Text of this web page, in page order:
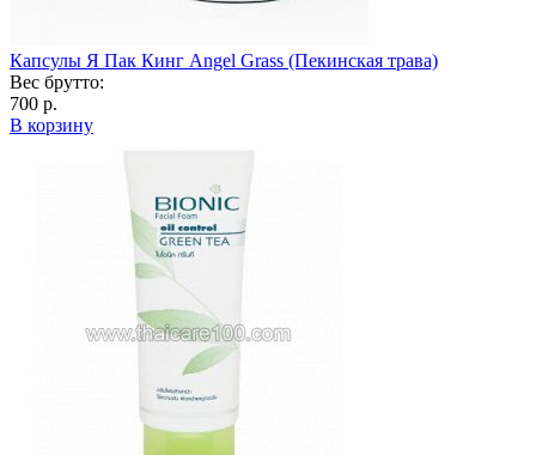
Капсулы Я Пак Кинг Angel Grass (Пекинская трава)
Вес брутто:
700 р.
В корзину